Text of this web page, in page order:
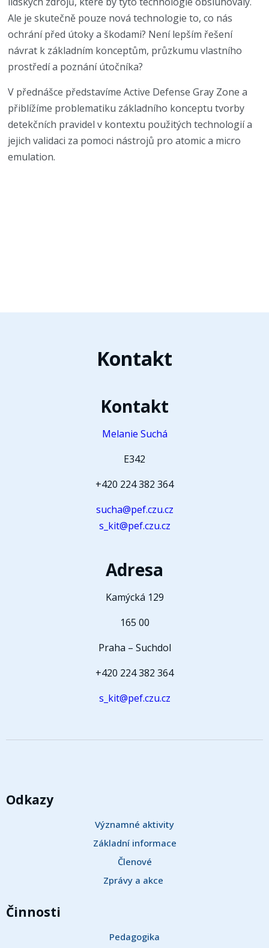
Ale je skutečně pouze nová technologie to, co nás
ochrání před útoky a škodami? Není lepším řešení
návrat k základním konceptům, průzkumu vlastního
prostředí a poznání útočníka?
V přednášce představíme Active Defense Gray Zone a
přiblížíme problematiku základního konceptu tvorby
detekčních pravidel v kontextu použitých technologií a
jejich validaci za pomoci nástrojů pro atomic a micro
emulation.
Kontakt
Kontakt
Melanie Suchá
E342
+420 224 382 364
sucha@pef.czu.cz
s_kit@pef.czu.cz
Adresa
Kamýcká 129
165 00
Praha – Suchdol
+420 224 382 364
s_kit@pef.czu.cz
Odkazy
Významné aktivity
Základní informace
Členové
Zprávy a akce
Činnosti
Pedagogika